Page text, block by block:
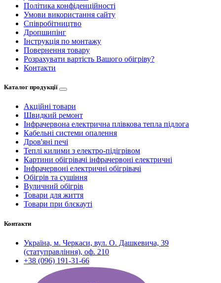
Політика конфіденційності
Умови використання сайту
Співробітництво
Дропшипінг
Інструкція по монтажу
Повернення товару
Розрахувати вартість Вашого обігріву?
Контакти
Каталог продукції
Акційні товари
Швидкий ремонт
Інфрачервона електрична плівкова тепла підлога
Кабельні системи опалення
Дров'яні печі
Теплі килими з електро-підігрівом
Картини обігрівачі інфрачервоні електричні
Інфрачервоні електричні обігрівачі
Обігрів та сушіння
Вуличний обігрів
Товари для життя
Товари при блєкауті
Контакти
Україна, м. Черкаси, вул. О. Дашкевича, 39
(статуправління), оф. 210
+38 (096) 191-31-66